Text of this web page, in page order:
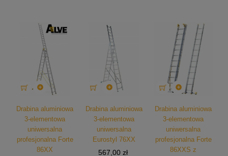

Drabina aluminiowa
3-elementowa
uniwersalna
profesjonalna Forte
86XX

Drabina aluminiowa
3-elementowa
uniwersalna
Eurostyl 76XX
Cena
567,00 zł

Drabina aluminiowa
3-elementowa
uniwersalna
profesjonalna Forte
86XXS z